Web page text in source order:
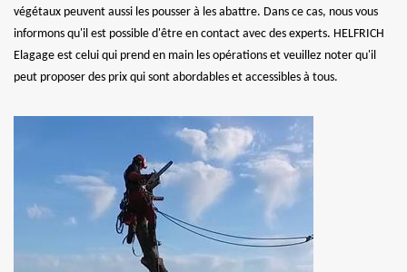
végétaux peuvent aussi les pousser à les abattre. Dans ce cas, nous vous
informons qu'il est possible d'être en contact avec des experts. HELFRICH
Elagage est celui qui prend en main les opérations et veuillez noter qu'il
peut proposer des prix qui sont abordables et accessibles à tous.